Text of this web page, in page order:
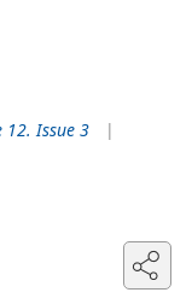
12. Issue 3